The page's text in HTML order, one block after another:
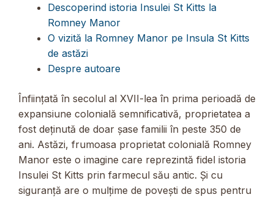
Descoperind istoria Insulei St Kitts la
Romney Manor
O vizită la Romney Manor pe Insula St Kitts
de astăzi
Despre autoare
Înființată în secolul al XVII-lea în prima perioadă de
expansiune colonială semnificativă, proprietatea a
fost deținută de doar șase familii în peste 350 de
ani. Astăzi, frumoasa proprietat colonială Romney
Manor este o imagine care reprezintă fidel istoria
Insulei St Kitts prin farmecul său antic. Și cu
siguranță are o mulțime de povești de spus pentru